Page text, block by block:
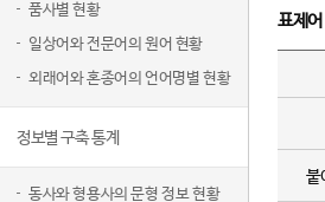
품사별 현황
일상어와 전문어의 원어 현황
외래어와 혼종어의 언어명별 현황
정보별 구축 통계
동사와 형용사의 문형 정보 현황
표제
붙